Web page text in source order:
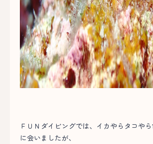
ＦＵＮダイビングでは、イカやらタコや
に会いましたが、